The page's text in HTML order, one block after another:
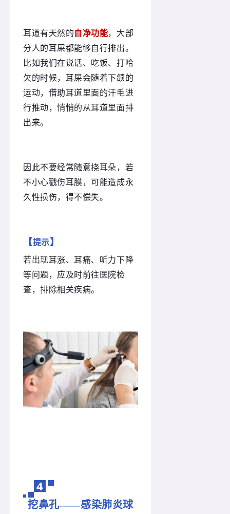
耳道有天然的 自净功能，大部
分人的耳屎都能够自行排出。
比如我们在说话、吃饭、打哈
欠的时候，耳屎会随着下颌的
运动，借助耳道里面的汗毛进
行推动，悄悄的从耳道里面排
出来。
因此不要经常随意挠耳朵，若
不小心戳伤耳膜，可能造成永
久性损伤，得不偿失。
【提示】
若出现耳涨、耳痛、听力下降
等问题，应及时前往医院检
查，排除相关疾病。
4
挖鼻孔——感染肺炎球